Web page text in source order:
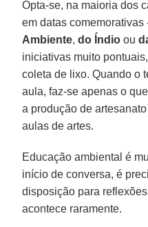
Opta-se, na maioria dos
em datas comemorativas
Ambiente,do Índio ou
iniciativas muito
coleta de lixo. Quando o
aula, faz-se apenas o
a produção de
aulas de artes.
Educação ambiental é
início de conversa, é
disposição para
acontece raramente.